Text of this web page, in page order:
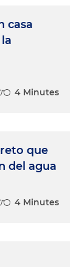
casa
4 Minutes
que
del agua
4 Minutes